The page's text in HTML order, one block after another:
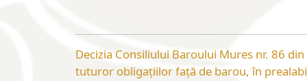
Decizia Consiliului Baroului Mures nr. 86
tuturor obligațiilor față de barou, în